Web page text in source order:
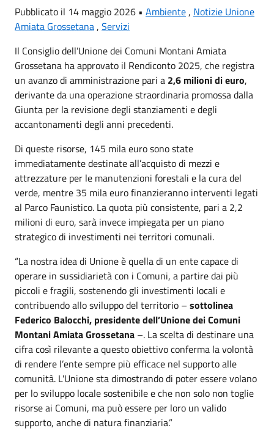
Pubblicato il 14 maggio 2026 • Ambiente, Notizie Unione
Amiata Grossetana, Servizi
Il Consiglio dell’Unione dei Comuni Montani Amiata
Grossetana ha approvato il Rendiconto 2025, che registra
un avanzo di amministrazione pari a 2,6 milioni di euro,
derivante da una operazione straordinaria promossa dalla
Giunta per la revisione degli stanziamenti e degli
accantonamenti degli anni precedenti.
Di queste risorse, 145 mila euro sono state
immediatamente destinate all’acquisto di mezzi e
attrezzature per le manutenzioni forestali e la cura del
verde, mentre 35 mila euro finanzieranno interventi legati
al Parco Faunistico. La quota più consistente, pari a 2,2
milioni di euro, sarà invece impiegata per un piano
strategico di investimenti nei territori comunali.
“La nostra idea di Unione è quella di un ente capace di
operare in sussidiarietà con i Comuni, a partire dai più
piccoli e fragili, sostenendo gli investimenti locali e
contribuendo allo sviluppo del territorio – sottolinea
Federico Balocchi, presidente dell’Unione dei Comuni
Montani Amiata Grossetana –. La scelta di destinare una
cifra così rilevante a questo obiettivo conferma la volontà
di rendere l’ente sempre più efficace nel supporto alle
comunità. L'Unione sta dimostrando di poter essere volano
per lo sviluppo locale sostenibile e che non solo non toglie
risorse ai Comuni, ma può essere per loro un valido
supporto, anche di natura finanziaria.”